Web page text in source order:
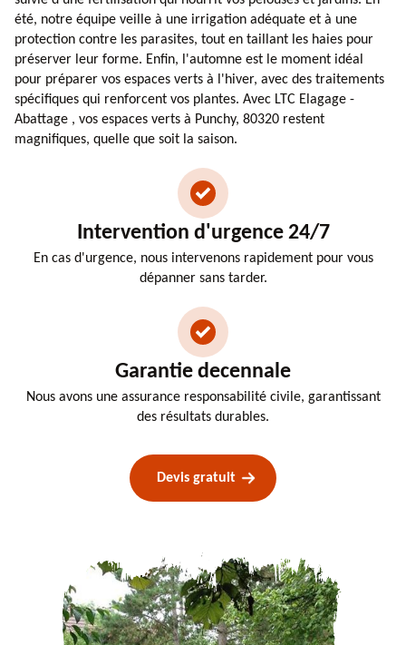
été, notre équipe veille à une irrigation adéquate et à une
protection contre les parasites, tout en taillant les haies pour
préserver leur forme. Enfin, l'automne est le moment idéal
pour préparer vos espaces verts à l'hiver, avec des traitements
spécifiques qui renforcent vos plantes. Avec LTC Elagage -
Abattage , vos espaces verts à Punchy, 80320 restent
magnifiques, quelle que soit la saison.
Intervention d'urgence 24/7
En cas d'urgence, nous intervenons rapidement pour vous
dépanner sans tarder.
Garantie decennale
Nous avons une assurance responsabilité civile, garantissant
des résultats durables.
Devis gratuit